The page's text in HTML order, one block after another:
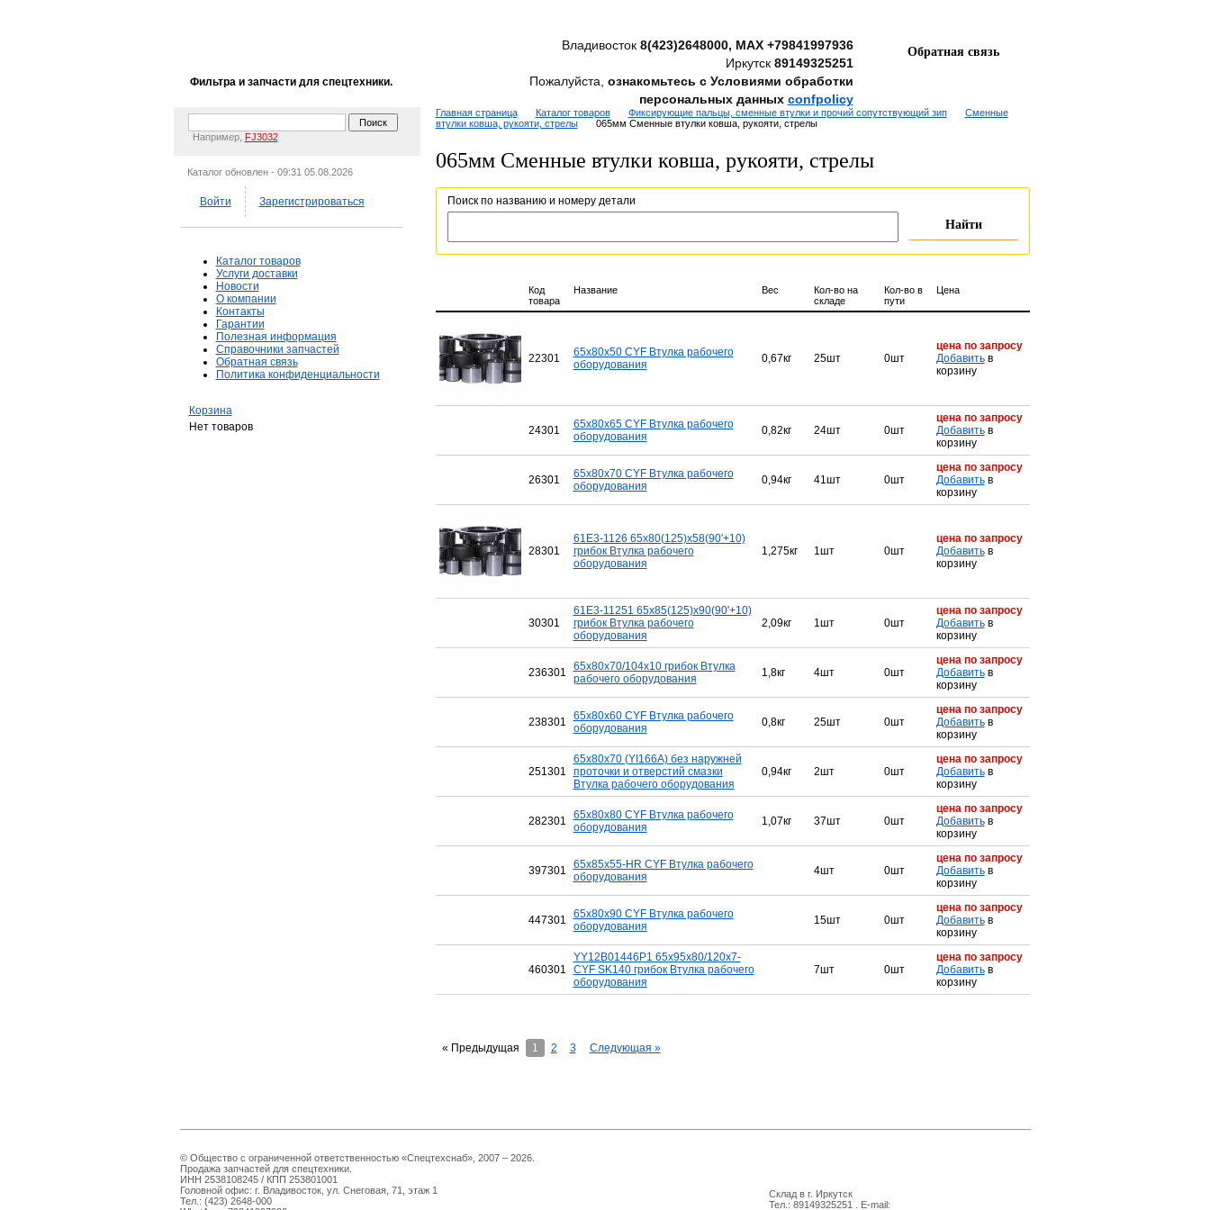
Обратная связь
Владивосток 8(423)2648000, MAX +79841997936
Иркутск 89149325251
Пожалуйста, ознакомьтесь с Условиями обработки
персональных данных confpolicy
Фильтра и запчасти для спецтехники.
Например, FJ3032
Каталог обновлен - 09:31 05.08.2026
Войти Зарегистрироваться
Каталог товаров
Услуги доставки
Новости
О компании
Контакты
Гарантии
Полезная информация
Справочники запчастей
Обратная связь
Политика конфиденциальности
Корзина
Нет товаров
Главная страница Каталог товаров Фиксирующие пальцы, сменные втулки и прочий сопутствующий зип
Сменные
втулки ковша, рукояти, стрелы
065мм Сменные втулки ковша, рукояти, стрелы
065мм Сменные втулки ковша, рукояти, стрелы
Поиск по названию и номеру детали
Код
товара
Название Вес
Кол-во на
складе
Кол-во в
пути
Цена
22301
65x80x50 CYF Втулка рабочего
оборудования
0,67кг 25шт 0шт
цена по запросу
Добавитьв
корзину
24301
65x80x65 CYF Втулка рабочего
оборудования
0,82кг 24шт 0шт
цена по запросу
Добавитьв
корзину
26301
65x80x70 CYF Втулка рабочего
оборудования
0,94кг 41шт 0шт
цена по запросу
Добавитьв
корзину
28301
61E3-1126 65x80(125)x58(90'+10)
грибок Втулка рабочего
оборудования
1,275кг 1шт 0шт
цена по запросу
Добавитьв
корзину
30301
61E3-11251 65x85(125)x90(90'+10)
грибок Втулка рабочего
оборудования
2,09кг 1шт 0шт
цена по запросу
Добавитьв
корзину
236301
65x80x70/104x10 грибок Втулка
рабочего оборудования
1,8кг 4шт 0шт
цена по запросу
Добавитьв
корзину
238301
65x80x60 CYF Втулка рабочего
оборудования
0,8кг 25шт 0шт
цена по запросу
Добавитьв
корзину
251301
65x80x70 (YI166A) без наружней
проточки и отверстий смазки
Втулка рабочего оборудования
0,94кг 2шт 0шт
цена по запросу
Добавитьв
корзину
282301
65x80x80 CYF Втулка рабочего
оборудования
1,07кг 37шт 0шт
цена по запросу
Добавитьв
корзину
397301
65x85x55-HR CYF Втулка рабочего
оборудования
4шт 0шт
цена по запросу
Добавитьв
корзину
447301
65x80x90 CYF Втулка рабочего
оборудования
15шт 0шт
цена по запросу
Добавитьв
корзину
460301
YY12B01446P1 65x95x80/120x7-
CYF SK140 грибок Втулка рабочего
оборудования
7шт 0шт
цена по запросу
Добавитьв
корзину
« Предыдущая 1 2 3 Следующая »
© Общество с ограниченной ответственностью «Спецтехснаб», 2007 – 2026.
Продажа запчастей для спецтехники.
ИНН 2538108245 / КПП 253801001
Головной офис: г. Владивосток, ул. Снеговая, 71, этаж 1
Тел.: (423) 2648-000
Склад в г. Иркутск
Тел.: 89149325251 . E-mail: